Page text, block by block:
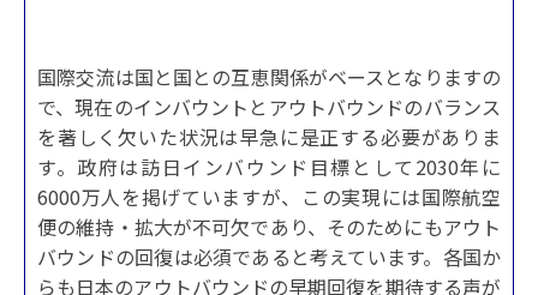
国際交流は国と国との互恵関係がベースとなりますの
で、現在のインバウントとアウトバウンドのバランス
を著しく欠いた状況は早急に是正する必要がありま
す。政府は訪日インバウンド目標として2030年に
6000万人を掲げていますが、この実現には国際航空
便の維持・拡大が不可欠であり、そのためにもアウト
バウンドの回復は必須であると考えています。各国か
らも日本のアウトバウンドの早期回復を期待する声が